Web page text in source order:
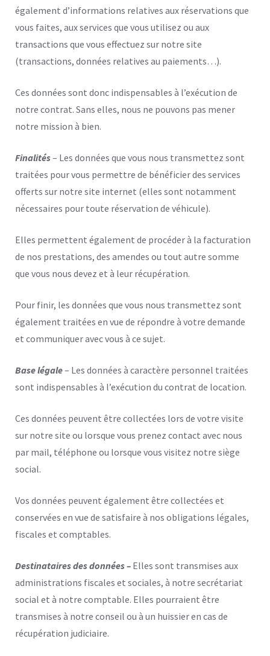
également d’informations relatives aux réservations que
vous faites, aux services que vous utilisez ou aux
transactions que vous effectuez sur notre site
(transactions, données relatives au paiements…).
Ces données sont donc indispensables à l’exécution de
notre contrat. Sans elles, nous ne pouvons pas mener
notre mission à bien.
Finalités– Les données que vous nous transmettez sont
traitées pour vous permettre de bénéficier des services
offerts sur notre site internet (elles sont notamment
nécessaires pour toute réservation de véhicule).
Elles permettent également de procéder à la facturation
de nos prestations, des amendes ou tout autre somme
que vous nous devez et à leur récupération.
Pour finir, les données que vous nous transmettez sont
également traitées en vue de répondre à votre demande
et communiquer avec vous à ce sujet.
Base légale– Les données à caractère personnel traitées
sont indispensables à l’exécution du contrat de location.
Ces données peuvent être collectées lors de votre visite
sur notre site ou lorsque vous prenez contact avec nous
par mail, téléphone ou lorsque vous visitez notre siège
social.
Vos données peuvent également être collectées et
conservées en vue de satisfaire à nos obligations légales,
fiscales et comptables.
Destinataires des données – Elles sont transmises aux
administrations fiscales et sociales, à notre secrétariat
social et à notre comptable. Elles pourraient être
transmises à notre conseil ou à un huissier en cas de
récupération judiciaire.